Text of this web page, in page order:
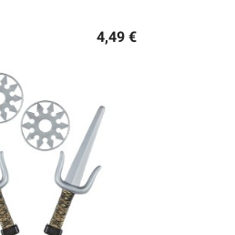
4,49 €